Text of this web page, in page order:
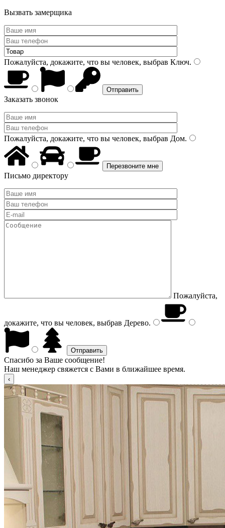
Вызвать замерщика
Пожалуйста, докажите, что вы человек, выбрав Ключ.
Заказать звонок
Пожалуйста, докажите, что вы человек, выбрав Дом.
Письмо директору
Пожалуйста,
докажите, что вы человек, выбрав Дерево.
Спасибо за Ваше сообщение!
Наш менеджер свяжется с Вами в ближайшее время.